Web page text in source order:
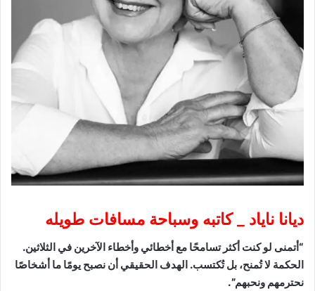
ديانا ناياد _ كاتبه وسباحة مسافات طويله
“أتمنى لو كنت أكثر تسامحًا مع أخطائي وأخطاء الآخرين في الثلاثين.
الحكمة لا تُمنح، بل تُكتسب. الهدف الحقيقي أن نصبح يومًا ما أشخاصًا
نحترمهم ونحبهم”.